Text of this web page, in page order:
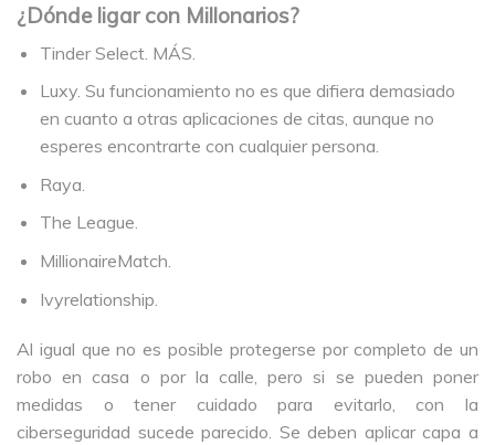
¿Dónde ligar con Millonarios?
Tinder Select. MÁS.
Luxy. Su funcionamiento no es que difiera demasiado
en cuanto a otras aplicaciones de citas, aunque no
esperes encontrarte con cualquier persona.
Raya.
The League.
MillionaireMatch.
Ivyrelationship.
Al igual que no es posible protegerse por completo de un
robo en casa o por la calle, pero si se pueden poner
medidas o tener cuidado para evitarlo, con la
ciberseguridad sucede parecido. Se deben aplicar capa a